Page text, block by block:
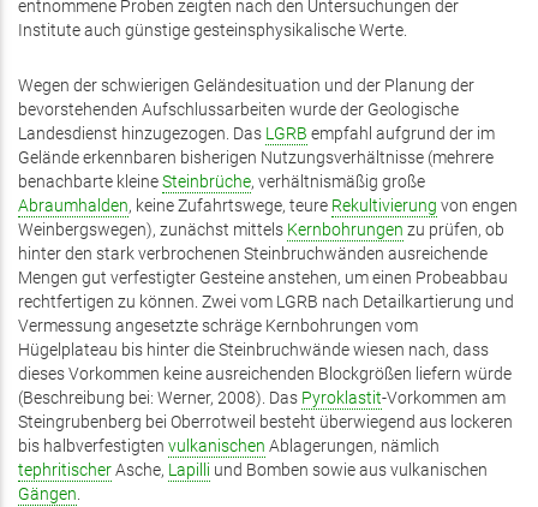
entnommene Proben zeigten nach den Untersuchungen der
Institute auch günstige gesteinsphysikalische Werte.
Wegen der schwierigen Geländesituation und der Planung der
bevorstehenden Aufschlussarbeiten wurde der Geologische
Landesdienst hinzugezogen. Das LGRB empfahl aufgrund der im
Gelände erkennbaren bisherigen Nutzungsverhältnisse (mehrere
benachbarte kleineSteinbrüche, verhältnismäßig große
Abraumhalden, keine Zufahrtswege, teure Rekultivierung von engen
Weinbergswegen), zunächst mittels Kernbohrungen zu prüfen, ob
hinter den stark verbrochenen Steinbruchwänden ausreichende
Mengen gut verfestigter Gesteine anstehen, um einen Probeabbau
rechtfertigen zu können. Zwei vom LGRB nach Detailkartierung und
Vermessung angesetzte schräge Kernbohrungen vom
Hügelplateau bis hinter die Steinbruchwände wiesen nach, dass
dieses Vorkommen keine ausreichenden Blockgrößen liefern würde
(Beschreibung bei: Werner, 2008). Das Pyroklastit-Vorkommen am
Steingrubenberg bei Oberrotweil besteht überwiegend aus lockeren
bis halbverfestigten vulkanischen Ablagerungen, nämlich
tephritischerAsche, Lapilli und Bomben sowie aus vulkanischen
Gängen.